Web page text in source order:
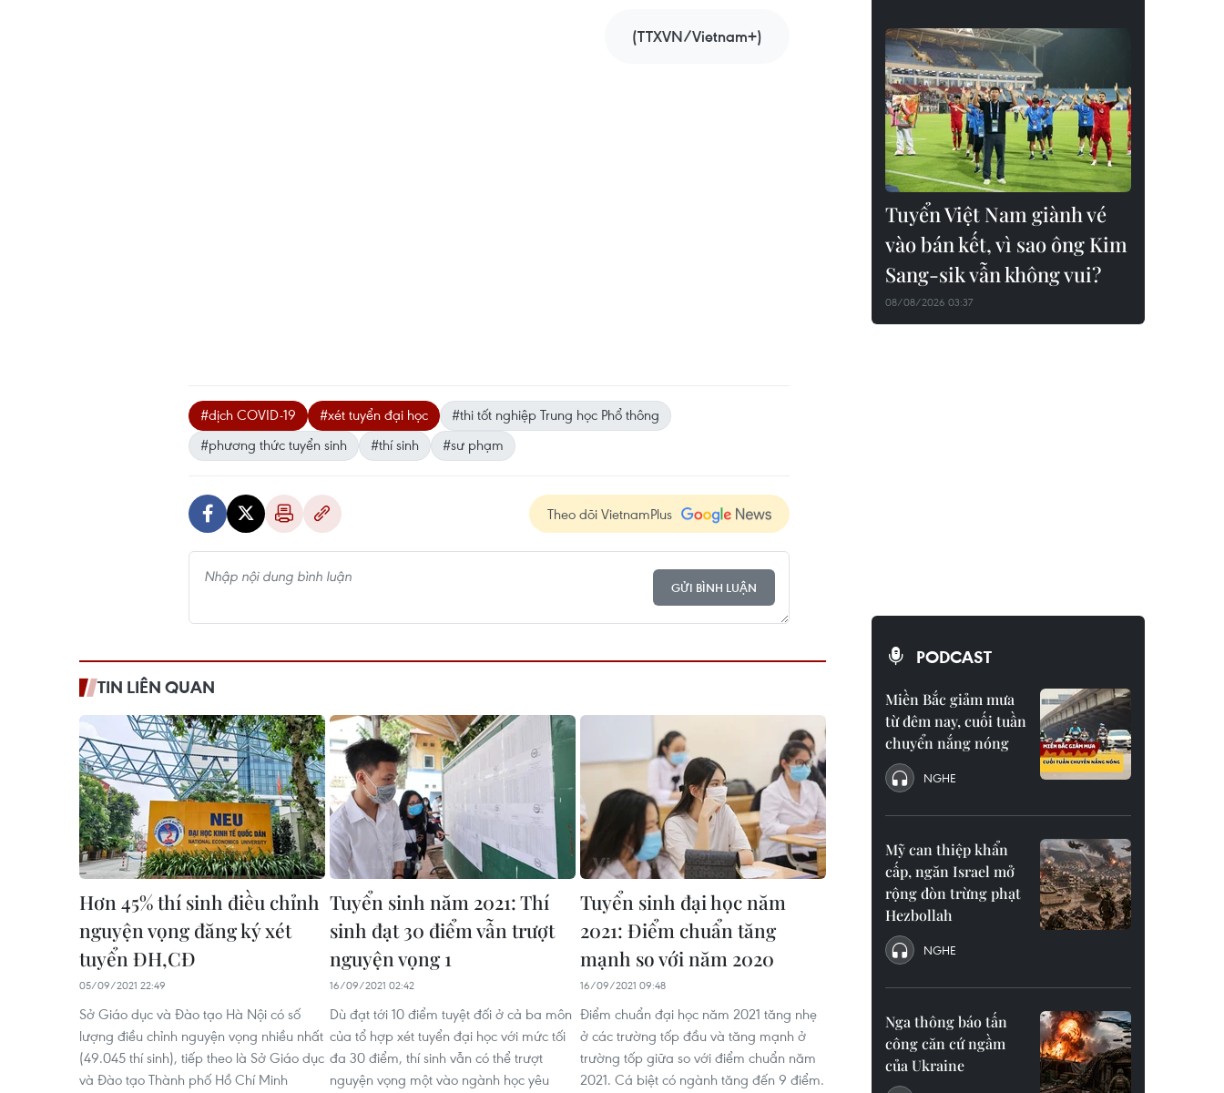
(TTXVN/Vietnam+)
#dịch COVID-19 #xét tuyển đại học
#thi tốt nghiệp Trung học Phổ thông
#phương thức tuyển sinh
#thí sinh #sư phạm
Theo dõi VietnamPlus
GỬI BÌNH LUẬN
TIN LIÊN QUAN
Hơn 45% thí sinh điều chỉnh
nguyện vọng đăng ký xét
tuyển ĐH,CĐ
05/09/2021 22:49
Sở Giáo dục và Đào tạo Hà Nội có số
lượng điều chỉnh nguyện vọng nhiều nhất
(49.045 thí sinh), tiếp theo là Sở Giáo dục
và Đào tạo Thành phố Hồ Chí Minh
Tuyển sinh năm 2021: Thí
sinh đạt 30 điểm vẫn trượt
nguyện vọng 1
16/09/2021 02:42
Dù đạt tới 10 điểm tuyệt đối ở cả ba môn
của tổ hợp xét tuyển đại học với mức tối
đa 30 điểm, thí sinh vẫn có thể trượt
nguyện vọng một vào ngành học yêu
Tuyển sinh đại học năm
2021: Điểm chuẩn tăng
mạnh so với năm 2020
16/09/2021 09:48
Điểm chuẩn đại học năm 2021 tăng nhẹ
ở các trường tốp đầu và tăng mạnh ở
trường tốp giữa so với điểm chuẩn năm
2021. Cá biệt có ngành tăng đến 9 điểm.
Tuyển Việt Nam giành vé
vào bán kết, vì sao ông Kim
Sang-sik vẫn không vui?
08/08/2026 03:37
PODCAST
Miền Bắc giảm mưa
từ đêm nay, cuối tuần
chuyển nắng nóng
NGHE
Mỹ can thiệp khẩn
cấp, ngăn Israel mở
rộng đòn trừng phạt
Hezbollah
NGHE
Nga thông báo tấn
công căn cứ ngầm
của Ukraine